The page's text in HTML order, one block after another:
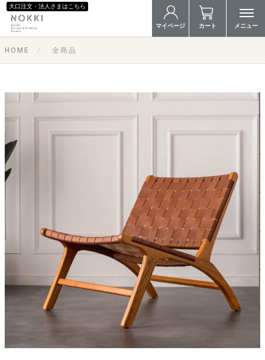
大口注文・法人さまはこちら
マイページ カート メニュー
HOME 全商品